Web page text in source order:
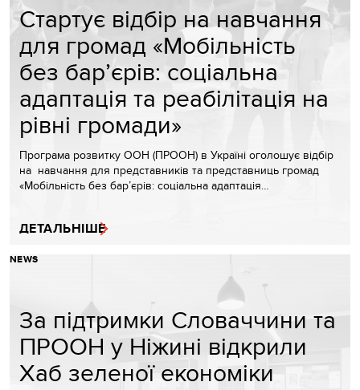
Стартує відбір на навчання
для громад «Мобільність
без бар’єрів: соціальна
адаптація та реабілітація на
рівні громади»
Програма розвитку ООН (ПРООН) в Україні оголошує відбір
на навчання для представників та представниць громад
«Мобільність без бар’єрів: соціальна адаптація…
ДЕТАЛЬНІШЕ
NEWS
За підтримки Словаччини та
ПРООН у Ніжині відкрили
Хаб зеленої економіки